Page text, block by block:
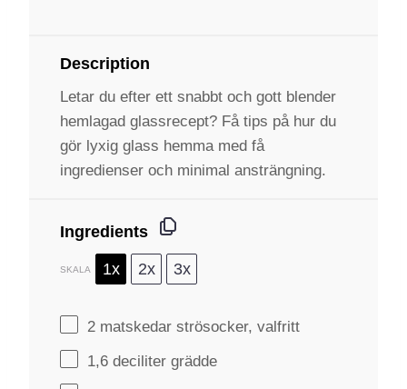
Description
Letar du efter ett snabbt och gott blender
hemlagad glassrecept? Få tips på hur du
gör lyxig glass hemma med få
ingredienser och minimal ansträngning.
Ingredients
SKALA 1x 2x 3x
2 matskedar strösocker, valfritt
1,6 deciliter grädde